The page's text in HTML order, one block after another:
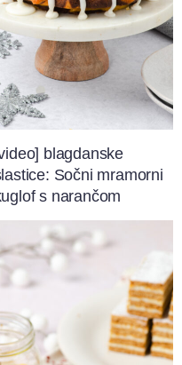
blagdanske
Sočni mramorni
s narančom